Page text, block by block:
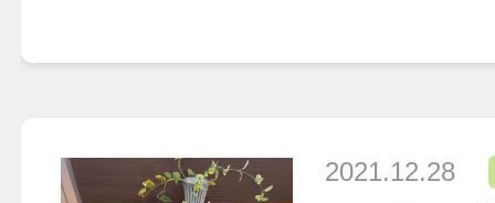
2021.12.28